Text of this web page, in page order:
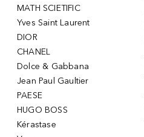
MATH SCIETIFIC
Yves Saint Laurent
DIOR
CHANEL
Dolce & Gabbana
Jean Paul Gaultier
PAESE
HUGO BOSS
Kérastase